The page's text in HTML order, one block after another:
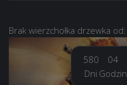
Brak wierzchołka drzewka od:
580
Dni
04
Godzin